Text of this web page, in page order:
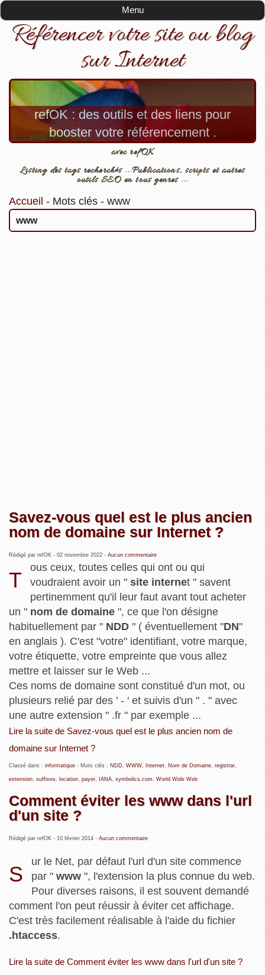
Menu
Référencer votre site ou blog
sur Internet
refOK : des outils et des liens pour
booster votre référencement .
avec refOK
Listing des tags recherchés ...Publications, scripts et autres
outils SEO en tous genres ...
Accueil - Mots clés- www
www
Savez-vous quel est le plus ancien
nom de domaine sur Internet ?
Rédigé par refOK - 02 novembre 2022- Aucun commentaire
T
ous ceux, toutes celles qui ont ou qui
voudraient avoir un "site internet " savent
pertinemment qu'il leur faut avant tout acheter
un " nom de domaine", ce que l'on désigne
habituellement par " NDD" ( éventuellement "DN"
en anglais ). C'est "votre" identifiant, votre marque,
votre étiquette, votre empreinte que vous allez
mettre et laisser sur le Web ...
Ces noms de domaine sont constitué d'un mot, ou
plusieurs relié par des ' - ' et suivis d'un " . " avec
une autre extension " .fr " par exemple ...
Lire la suite de Savez-vous quel est le plus ancien nom de
domaine sur Internet ?
Classé dans : informatique- Mots clés : NDD WWW, Internet, Nom de Domaine, registrar,
extension, suffixes, location, payer, IANA, symbolics.com World Wide Web
Comment éviter les www dans l'url
d'un site ?
Rédigé par refOK - 10 février 2014- Aucun commentaire
S
ur le Net, par défaut l'url d'un site commence
par "www ", l'extension la plus connue du web.
Pour diverses raisons, il est souvent demandé
comment l'on peut réussir à éviter cet affichage.
C'est très facilement réalisable à l'aide du fichier
.htaccess.
Lire la suite de Comment éviter les www dans l'url d'un site ?